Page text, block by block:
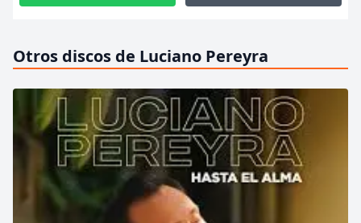
Otros discos de Luciano Pereyra